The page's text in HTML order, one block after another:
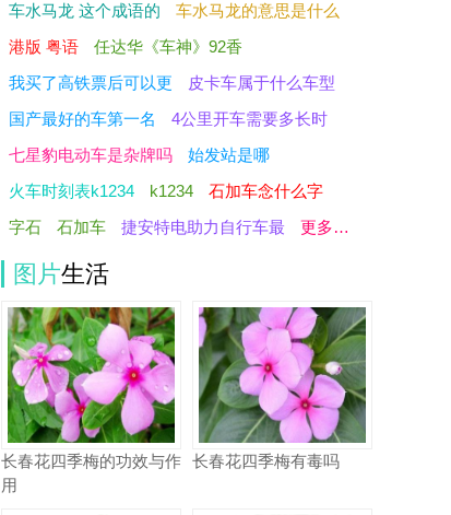
车水马龙 这个成语的
车水马龙的意思是什么
港版 粤语
任达华《车神》92香
我买了高铁票后可以更
皮卡车属于什么车型
国产最好的车第一名
4公里开车需要多长时
七星豹电动车是杂牌吗
始发站是哪
火车时刻表k1234
k1234
石加车念什么字
字石
石加车 捷安特电助力自行车最 更多…
图片生活
长春花四季梅的功效与作
用
长春花四季梅有毒吗